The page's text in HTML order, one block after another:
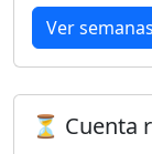
Ver semanas
⏳ Cuenta